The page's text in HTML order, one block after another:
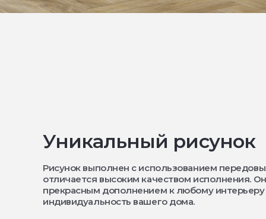
Уникальный рисунок
Рисунок выполнен с использованием
отличается высоким качеством исполнения.
прекрасным дополнением к любому
индивидуальность вашего дома.